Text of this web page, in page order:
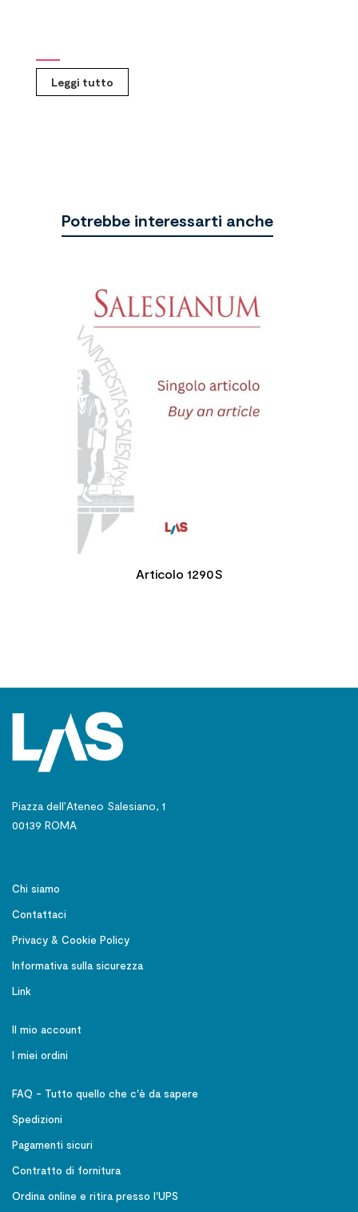
Leggi tutto
Potrebbe interessarti anche
Articolo 1290S
Piazza dell’Ateneo Salesiano, 1
00139 ROMA
Chi siamo
Contattaci
Privacy & Cookie Policy
Informativa sulla sicurezza
Link
Il mio account
I miei ordini
FAQ - Tutto quello che c'è da sapere
Spedizioni
Pagamenti sicuri
Contratto di fornitura
Ordina online e ritira presso l'UPS